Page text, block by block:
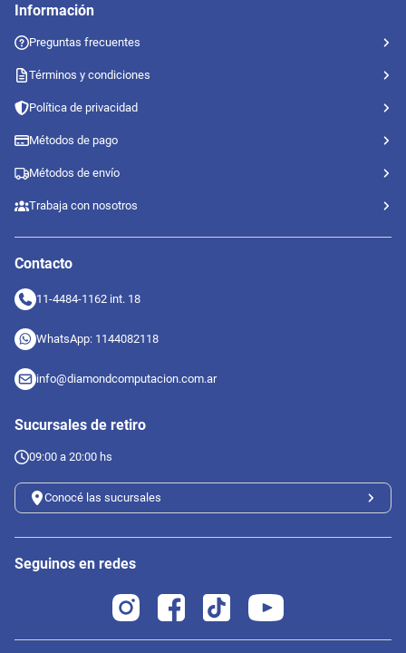
Información
Preguntas frecuentes
Términos y condiciones
Política de privacidad
Métodos de pago
Métodos de envío
Trabaja con nosotros
Contacto
11-4484-1162 int. 18
WhatsApp: 1144082118
info@diamondcomputacion.com.ar
Sucursales de retiro
09:00 a 20:00 hs
Conocé las sucursales
Seguinos en redes